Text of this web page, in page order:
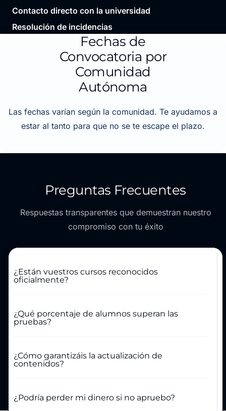
Contacto directo con la universidad
Resolución de incidencias
Fechas de
Convocatoria por
Comunidad
Autónoma
Las fechas varían según la comunidad. Te ayudamos a
estar al tanto para que no se te escape el plazo.
Preguntas Frecuentes
Respuestas transparentes que demuestran nuestro
compromiso con tu éxito
¿Están vuestros cursos reconocidos
oficialmente?
¿Qué porcentaje de alumnos superan las
pruebas?
¿Cómo garantizáis la actualización de
contenidos?
¿Podría perder mi dinero si no apruebo?